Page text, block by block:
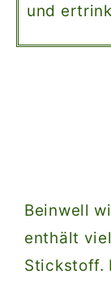
und
Beinwell
enthält
Stickstoff.